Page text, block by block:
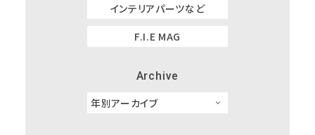
インテリアパーツなど
F.I.E MAG
Archive